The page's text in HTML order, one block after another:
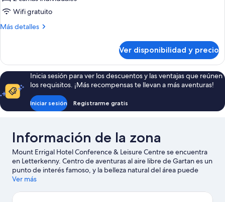
Habitación
clásica
camas
individuales
Wifi gratuito
Más detalles
Más
clásica
con
2
camas
individuales
Ver disponibilidad y precio
Inicia sesión para ver los descuentos y las ventajas que reúnen
los requisitos. ¡Más recompensas te llevan a más aventuras!
Iniciar sesión Registrarme gratis
Información de la zona
Mount Errigal Hotel Conference & Leisure Centre se encuentra
en Letterkenny. Centro de aventuras al aire libre de Gartan es un
punto de interés famoso, y la belleza natural del área puede
apreciarse en Parque Letterkenny Town y Parque Oakfield.
Public Services Centre y Letterkenny Golf Club. Encontrarás
Ver más